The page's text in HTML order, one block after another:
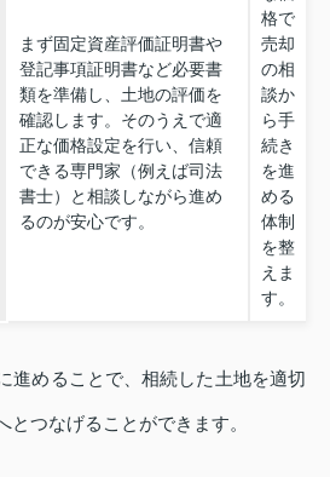
まず固定資産評価証明書や
登記事項証明書など必要書
類を準備し、土地の評価を
確認します。そのうえで適
正な価格設定を行い、信頼
できる専門家（例えば司法
書士）と相談しながら進め
るのが安心です。
格で
売却
の相
談か
ら手
続き
を進
める
体制
を整
えま
す。
進めることで、相続した土地を適切
とつなげることができます。